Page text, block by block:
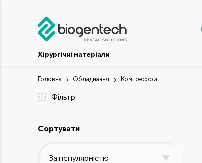
Хірургічні матеріали
Головна Обладнання Компресори
Фільтр
Сортувати
За популярністю